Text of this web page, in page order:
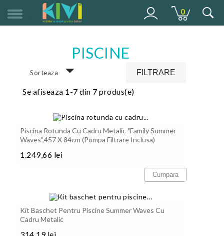
0
PISCINE
Sorteaza FILTRARE
Se afiseaza 1-7 din 7 produs(e)
Piscina Rotunda Cu Cadru Metalic "Family Summer
Waves",457 X 84cm (Pompa Filtrare Inclusa)
1.249,66 lei
Cumpara
Kit Baschet Pentru Piscine Summer Waves Cu
Cadru Metalic